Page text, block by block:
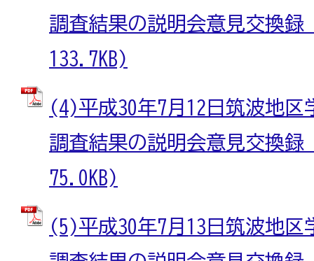
調査結果の説明会意見交換録
133.7KB)
(4)平成30年7月12日筑波地区
調査結果の説明会意見交換録
75.0KB)
(5)平成30年7月13日筑波地区